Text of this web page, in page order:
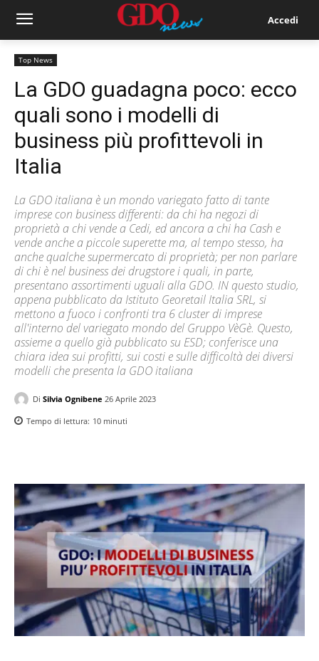
Accedi
Top News
La GDO guadagna poco: ecco
quali sono i modelli di
business più profittevoli in
Italia
La GDO italiana è un mondo variegato fatto di tante
imprese con business differenti: da chi ha negozi di
proprietà a chi vende a Cedi, ed ancora a chi ha Cash e
vende anche a piccole superette ma, al tempo stesso, ha
anche qualche supermercato di proprietà; per non parlare
di chi è nel business dei drugstore i quali, in parte,
presentano assortimenti uguali alla GDO. IN questo studio,
appena pubblicato da Istituto Georetail Italia SRL, si
mettono a fuoco i confronti tra 6 cluster di imprese
all'interno del variegato mondo del Gruppo VèGè. Questo,
assieme a quello già pubblicato su ESD; conferisce una
chiara idea sui profitti, sui costi e sulle difficoltà dei diversi
modelli che presenta la GDO italiana
Di Silvia Ognibene 26 Aprile 2023
Tempo di lettura: 10 minuti